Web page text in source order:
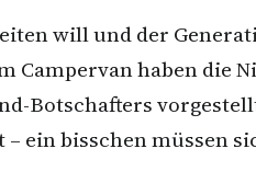
will und der
Campervan haben die
Botschafters
ein bisschen müssen